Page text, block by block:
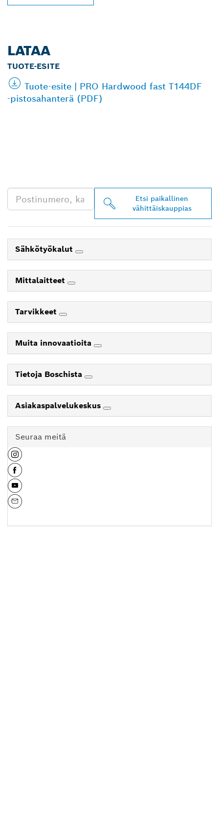
LATAA
TUOTE-ESITE
Tuote-esite | PRO Hardwood fast T144DF
‑pistosahanterä (PDF)
Etsi paikallinen
vähittäiskauppias
Sähkötyökalut
Mittalaitteet
Tarvikkeet
Muita innovaatioita
Tietoja Boschista
Asiakaspalvelukeskus
Seuraa meitä